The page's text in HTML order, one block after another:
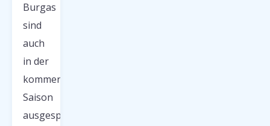
Burgas
sind
auch
in der
kommenden
Saison
ausgesprochen